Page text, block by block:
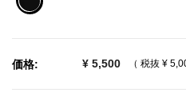
価格: ¥ 5,500 （ 税抜 ¥